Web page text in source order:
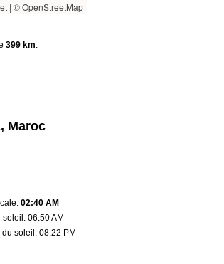
| © OpenStreetMap
399 km.
Maroc
02:40 AM
soleil: 06:50 AM
soleil: 08:22 PM